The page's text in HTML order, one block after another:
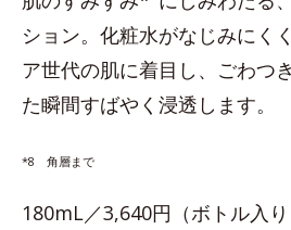
ション。化粧水がなじみにく
ア世代の肌に着目し、ごわつ
た瞬間すばやく浸透します。
*8 角層まで
180mL／3,640円（ボトル入り